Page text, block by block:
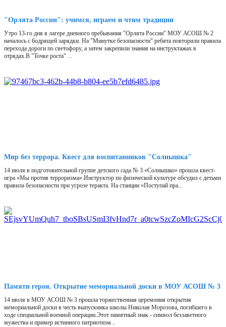
"Орлята России": учимся, играем и чтим традиции
Утро 13-го дня в лагере дневного пребывания "Орлята России" МОУ АСОШ № 2
началось с бодрящей зарядки. На "Минутке безопасности" ребята повторили правила
перехода дороги по светофору, а затем закрепили знания на инструктажах в
отрядах.В "Точке роста" ...
Мир без террора. Квест для воспитанников "Солнышка"
14 июля в подготовительной группе детского сада № 3 «Солнышко» прошла квест-
игра «Мы против терроризма».Инструктор по физической культуре обсудил с детьми
правила безопасности при угрозе теракта. На станции «Поступай пра...
Памяти героя. Открытие мемориальной доски в МОУ АСОШ № 3
14 июля в МОУ АСОШ № 3 прошла торжественная церемония открытия
мемориальной доски в честь выпускника школы Николая Морозова, погибшего в
ходе специальной военной операции.Этот памятный знак - символ беззаветного
мужества и пример истинного патриотизм...